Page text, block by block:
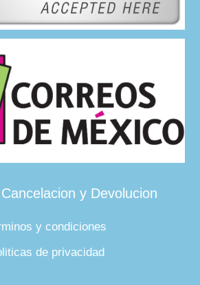
y Devolucion
y condiciones
de privacidad